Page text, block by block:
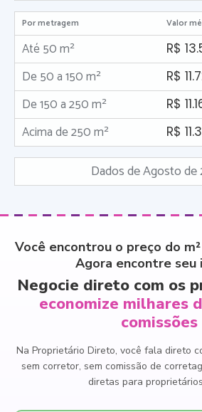
Por metragem Valor
Até 50 m² R$
De 50 a 150 m² R$
De 150 a 250 m² R$
Acima de 250 m² R$
Dados de Agosto de
Você encontrou o preço do
Agora encontre seu
Negocie direto com os
economize milhares
comissões
Na Proprietário Direto, você fala direto
sem corretor, sem comissão de
diretas para